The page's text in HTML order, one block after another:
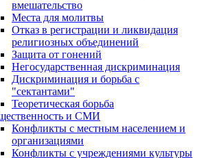
вмешательство
Места для молитвы
Отказ в регистрации и ликвидация
религиозных объединений
Защита от гонений
Негосударственная дискриминация
Дискриминация и борьба с
"сектантами"
Теоретическая борьба
и СМИ
Конфликты с местным населением и
организациями
Конфликты с учреждениями культуры